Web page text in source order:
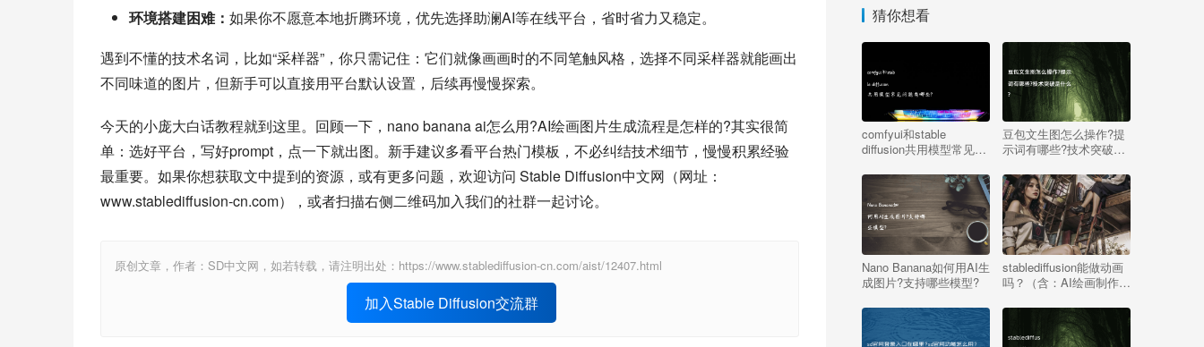
环境搭建困难： 如果你不愿意本地折腾环境，优先选择助澜AI等在线平台，省时省力又稳定。
遇到不懂的技术名词，比如“采样器”，你只需记住：它们就像画画时的不同笔触风格，选择不同采样器就能画出
不同味道的图片，但新手可以直接用平台默认设置，后续再慢慢探索。
今天的小庞大白话教程就到这里。回顾一下，nano banana ai怎么用?AI绘画图片生成流程是怎样的?其实很简
单：选好平台，写好prompt，点一下就出图。新手建议多看平台热门模板，不必纠结技术细节，慢慢积累经验
最重要。如果你想获取文中提到的资源，或有更多问题，欢迎访问 Stable Diffusion中文网（网址：
www.stablediffusion-cn.com），或者扫描右侧二维码加入我们的社群一起讨论。
原创文章，作者：SD中文网，如若转载，请注明出处：https://www.stablediffusion-cn.com/aist/12407.html
加入Stable Diffusion交流群
猜你想看
comfyui和stable
diffusion共用模型常见问
豆包文生图怎么操作?提
示词有哪些?技术突破是
Nano Banana如何用AI生
成图片?支持哪些模型?
stablediffusion能做动画
吗？（含：AI绘画制作动